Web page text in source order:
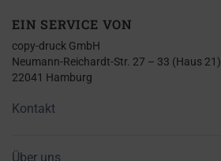
EIN SERVICE VON
copy-druck GmbH
Neumann-Reichardt-Str. 27 – 33 (Haus 21)
22041 Hamburg
Kontakt
Über uns